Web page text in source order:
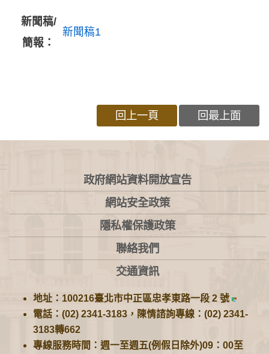
新聞稿/
簡報：
新聞稿1
回上一頁 回最上面
:::
政府網站資料開放宣告
網站安全政策
隱私權保護政策
聯絡我們
交通資訊
地址：100216臺北市中正區忠孝東路一段 2 號
電話：(02) 2341-3183，陳情諮詢專線：(02) 2341-
3183轉662
專線服務時間：週一至週五(例假日除外)09：00至